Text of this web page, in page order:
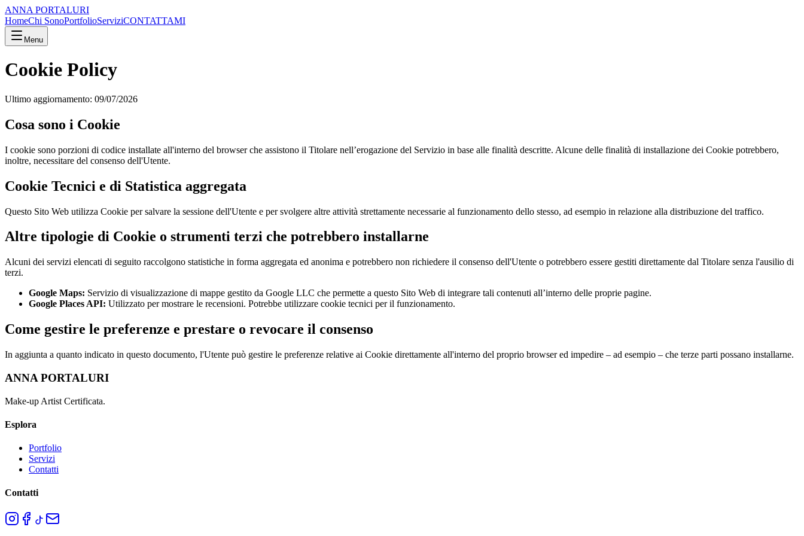
ANNA PORTALURI
HomeChi SonoPortfolioServiziCONTATTAMI
Menu
Cookie Policy
Ultimo aggiornamento: 09/07/2026
Cosa sono i Cookie
I cookie sono porzioni di codice installate all'interno del browser che assistono il Titolare nell’erogazione del Servizio in base alle finalità descritte. Alcune delle finalità di installazione dei Cookie potrebbero,
inoltre, necessitare del consenso dell'Utente.
Cookie Tecnici e di Statistica aggregata
Questo Sito Web utilizza Cookie per salvare la sessione dell'Utente e per svolgere altre attività strettamente necessarie al funzionamento dello stesso, ad esempio in relazione alla distribuzione del traffico.
Altre tipologie di Cookie o strumenti terzi che potrebbero installarne
Alcuni dei servizi elencati di seguito raccolgono statistiche in forma aggregata ed anonima e potrebbero non richiedere il consenso dell'Utente o potrebbero essere gestiti direttamente dal Titolare senza l'ausilio di
terzi.
Google Maps: Servizio di visualizzazione di mappe gestito da Google LLC che permette a questo Sito Web di integrare tali contenuti all’interno delle proprie pagine.
Google Places API: Utilizzato per mostrare le recensioni. Potrebbe utilizzare cookie tecnici per il funzionamento.
Come gestire le preferenze e prestare o revocare il consenso
In aggiunta a quanto indicato in questo documento, l'Utente può gestire le preferenze relative ai Cookie direttamente all'interno del proprio browser ed impedire – ad esempio – che terze parti possano installarne.
ANNA PORTALURI
Make-up Artist Certificata.
Esplora
Portfolio
Servizi
Contatti
Contatti